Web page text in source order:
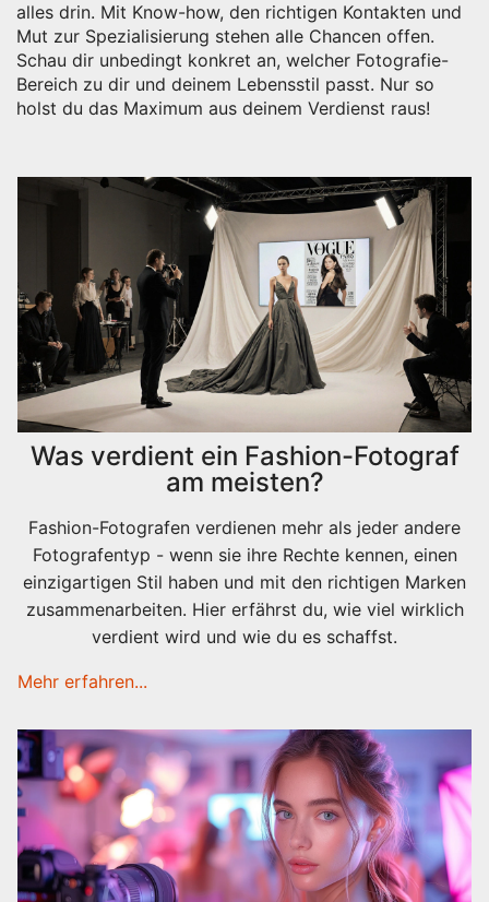
alles drin. Mit Know-how, den richtigen Kontakten und
Mut zur Spezialisierung stehen alle Chancen offen.
Schau dir unbedingt konkret an, welcher Fotografie-
Bereich zu dir und deinem Lebensstil passt. Nur so
holst du das Maximum aus deinem Verdienst raus!
Was verdient ein Fashion-Fotograf
am meisten?
Fashion-Fotografen verdienen mehr als jeder andere
Fotografentyp - wenn sie ihre Rechte kennen, einen
einzigartigen Stil haben und mit den richtigen Marken
zusammenarbeiten. Hier erfährst du, wie viel wirklich
verdient wird und wie du es schaffst.
Mehr erfahren...